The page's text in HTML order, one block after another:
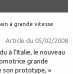
à grande vitesse
Article du 05/02/2008
à l’Italie, le nouveau
grande
son prototype, «